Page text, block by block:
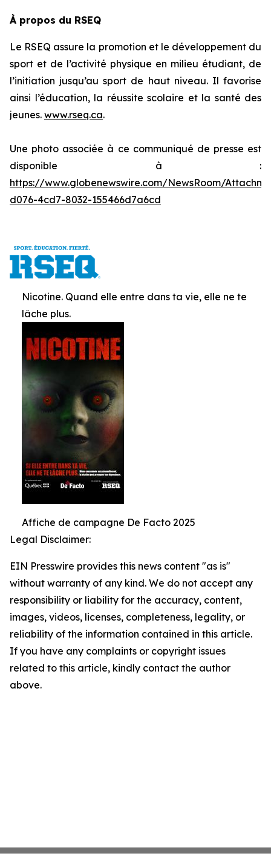
À propos du RSEQ
Le RSEQ assure la promotion et le développement du
sport et de l’activité physique en milieu étudiant, de
l’initiation jusqu’au sport de haut niveau. Il favorise
ainsi l’éducation, la réussite scolaire et la santé des
jeunes. www.rseq.ca.
Une photo associée à ce communiqué de presse est
disponible à :
https://www.globenewswire.com/NewsRoom/
d076-4cd7-8032-155466d7a6cd
Nicotine. Quand elle entre dans ta vie, elle ne te
lâche plus.
Affiche de campagne De Facto 2025
Legal Disclaimer:
EIN Presswire provides this news content "as is"
without warranty of any kind. We do not accept any
responsibility or liability for the accuracy, content,
images, videos, licenses, completeness, legality, or
reliability of the information contained in this article.
If you have any complaints or copyright issues
related to this article, kindly contact the author
above.